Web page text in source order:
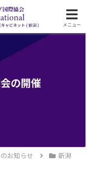
の開催
お知らせ
新潟
メニュー